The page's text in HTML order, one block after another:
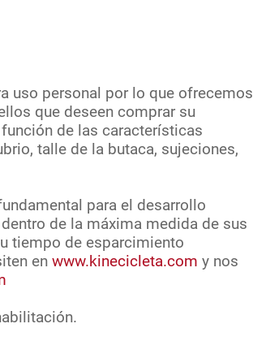
uso personal por lo que ofrecemos
que deseen comprar su
de las características
talle de la butaca, sujeciones,
para el desarrollo
de la máxima medida de sus
tiempo de esparcimiento
enwww.kinecicleta.com y nos